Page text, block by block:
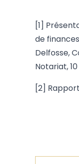
[1]
de
Delfosse,
Notariat,
[2]